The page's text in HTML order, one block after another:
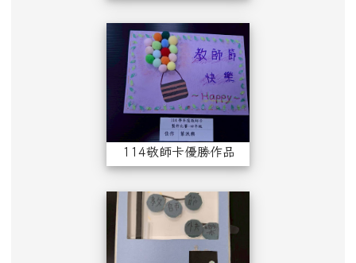
114敬師卡優勝作品（四年級）